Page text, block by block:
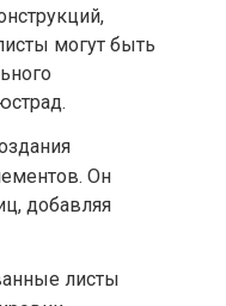
могут быть
Он
добавляя
листы